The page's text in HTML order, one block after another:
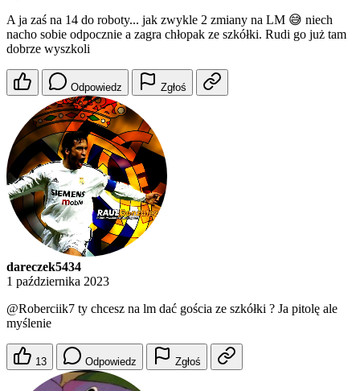
A ja zaś na 14 do roboty... jak zwykle 2 zmiany na LM 😅 niech
nacho sobie odpocznie a zagra chłopak ze szkółki. Rudi go już tam
dobrze wyszkoli
Odpowiedz Zgłoś
dareczek5434
1 października 2023
@Roberciik7 ty chcesz na lm dać gościa ze szkółki ? Ja pitolę ale
myślenie
13 Odpowiedz Zgłoś